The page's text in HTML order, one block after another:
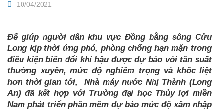
10/04/2021
Để giúp người dân khu vực Đồng bằng sông Cửu
Long kịp thời ứng phó, phòng chống hạn mặn trong
điều kiện biến đổi khí hậu được dự báo với tần suất
thường xuyên, mức độ nghiêm trọng và khốc liệt
hơn thời gian tới, Nhà máy nước Nhị Thành (Long
An) đã kết hợp với Trường đại học Thủy lợi miền
Nam phát triển phần mềm dự báo mức độ xâm nhập